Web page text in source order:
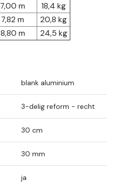
7,00 m
18,4 kg
7,82 m
20,8 kg
8,80 m 24,5 kg
blank aluminium
3-delig reform - recht
30 cm
30 mm
ja